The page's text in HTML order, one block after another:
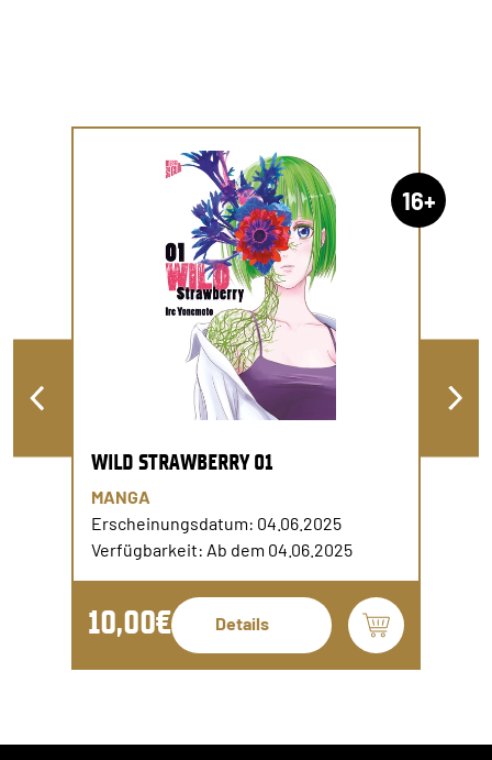
16+
WILD STRAWBERRY 01
MANGA
Erscheinungsdatum: 04.06.2025
Verfügbarkeit: Ab dem 04.06.2025
10,00€ Details